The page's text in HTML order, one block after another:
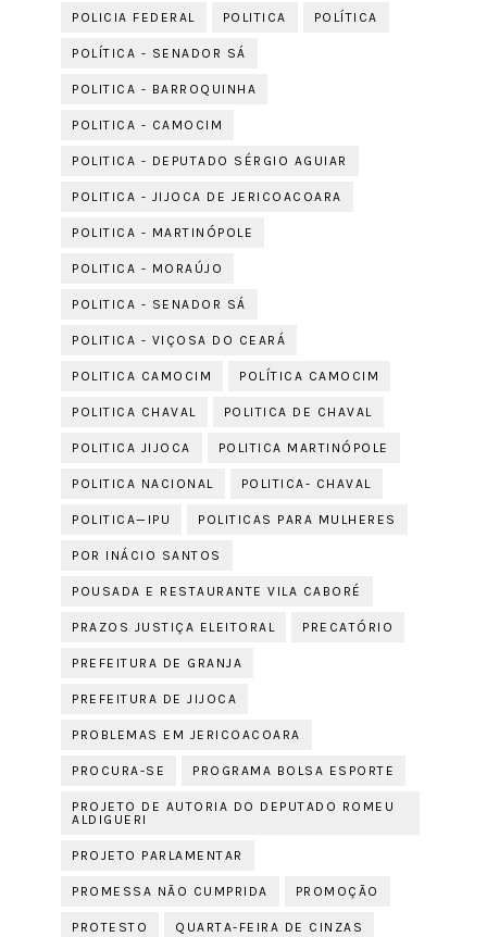
POLICIA FEDERAL POLITICA POLÍTICA
POLÍTICA - SENADOR SÁ
POLITICA - BARROQUINHA
POLITICA - CAMOCIM
POLITICA - DEPUTADO SÉRGIO AGUIAR
POLITICA - JIJOCA DE JERICOACOARA
POLITICA - MARTINÓPOLE
POLITICA - MORAÚJO
POLITICA - SENADOR SÁ
POLITICA - VIÇOSA DO CEARÁ
POLITICA CAMOCIM POLÍTICA CAMOCIM
POLITICA CHAVAL POLITICA DE CHAVAL
POLITICA JIJOCA POLITICA MARTINÓPOLE
POLITICA NACIONAL POLITICA- CHAVAL
POLITICA—IPU POLITICAS PARA MULHERES
POR INÁCIO SANTOS
POUSADA E RESTAURANTE VILA CABORÉ
PRAZOS JUSTIÇA ELEITORAL PRECATÓRIO
PREFEITURA DE GRANJA
PREFEITURA DE JIJOCA
PROBLEMAS EM JERICOACOARA
PROCURA-SE PROGRAMA BOLSA ESPORTE
PROJETO DE AUTORIA DO DEPUTADO ROMEU
ALDIGUERI
PROJETO PARLAMENTAR
PROMESSA NÃO CUMPRIDA PROMOÇÃO
PROTESTO QUARTA-FEIRA DE CINZAS